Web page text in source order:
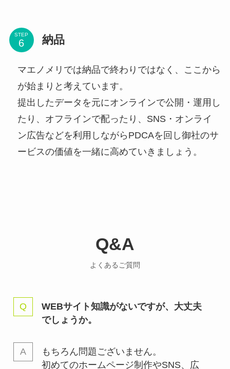
STEP 納品
マエノメリでは納品で終わりではなく、ここから
が始まりと考えています。
提出したデータを元にオンラインで公開・運用し
たり、オフラインで配ったり、SNS・オンライ
ン広告などを利用しながらPDCAを回し御社のサ
ービスの価値を一緒に高めていきましょう。
Q&A
よくあるご質問
WEBサイト知識がないですが、大丈夫
でしょうか。
もちろん問題ございません。
初めてのホームページ制作やSNS、広